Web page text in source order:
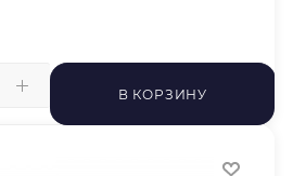
В КОРЗИНУ